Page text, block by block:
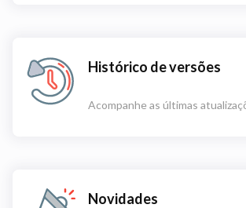
Histórico de versões
Acompanhe as últimas
Novidades